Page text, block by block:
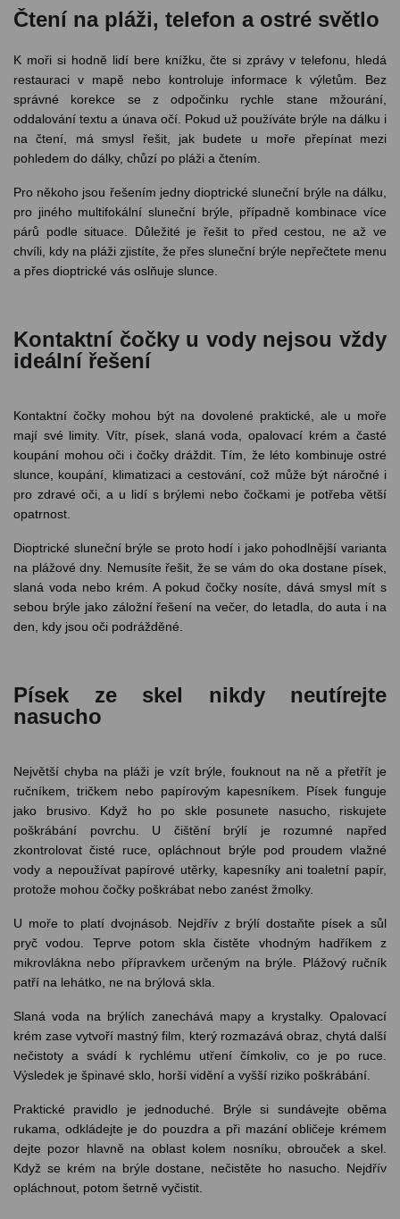
Čtení na pláži, telefon a ostré světlo
K moři si hodně lidí bere knížku, čte si zprávy v telefonu, hledá
restauraci v mapě nebo kontroluje informace k výletům. Bez
správné korekce se z odpočinku rychle stane mžourání,
oddalování textu a únava očí. Pokud už používáte brýle na dálku i
na čtení, má smysl řešit, jak budete u moře přepínat mezi
pohledem do dálky, chůzí po pláži a čtením.
Pro někoho jsou řešením jedny dioptrické sluneční brýle na dálku,
pro jiného multifokální sluneční brýle, případně kombinace více
párů podle situace. Důležité je řešit to před cestou, ne až ve
chvíli, kdy na pláži zjistíte, že přes sluneční brýle nepřečtete menu
a přes dioptrické vás oslňuje slunce.
Kontaktní čočky u vody nejsou vždy
ideální řešení
Kontaktní čočky mohou být na dovolené praktické, ale u moře
mají své limity. Vítr, písek, slaná voda, opalovací krém a časté
koupání mohou oči i čočky dráždit. Tím, že léto kombinuje ostré
slunce, koupání, klimatizaci a cestování, což může být náročné i
pro zdravé oči, a u lidí s brýlemi nebo čočkami je potřeba větší
opatrnost.
Dioptrické sluneční brýle se proto hodí i jako pohodlnější varianta
na plážové dny. Nemusíte řešit, že se vám do oka dostane písek,
slaná voda nebo krém. A pokud čočky nosíte, dává smysl mít s
sebou brýle jako záložní řešení na večer, do letadla, do auta i na
den, kdy jsou oči podrážděné.
Písek ze skel nikdy neutírejte
nasucho
Největší chyba na pláži je vzít brýle, fouknout na ně a přetřít je
ručníkem, tričkem nebo papírovým kapesníkem. Písek funguje
jako brusivo. Když ho po skle posunete nasucho, riskujete
poškrábání povrchu. U čištění brýlí je rozumné napřed
zkontrolovat čisté ruce, opláchnout brýle pod proudem vlažné
vody a nepoužívat papírové utěrky, kapesníky ani toaletní papír,
protože mohou čočky poškrábat nebo zanést žmolky.
U moře to platí dvojnásob. Nejdřív z brýlí dostaňte písek a sůl
pryč vodou. Teprve potom skla čistěte vhodným hadříkem z
mikrovlákna nebo přípravkem určeným na brýle. Plážový ručník
patří na lehátko, ne na brýlová skla.
Slaná voda na brýlích zanechává mapy a krystalky. Opalovací
krém zase vytvoří mastný film, který rozmazává obraz, chytá další
nečistoty a svádí k rychlému utření čímkoliv, co je po ruce.
Výsledek je špinavé sklo, horší vidění a vyšší riziko poškrábání.
Praktické pravidlo je jednoduché. Brýle si sundávejte oběma
rukama, odkládejte je do pouzdra a při mazání obličeje krémem
dejte pozor hlavně na oblast kolem nosníku, obrouček a skel.
Když se krém na brýle dostane, nečistěte ho nasucho. Nejdřív
opláchnout, potom šetrně vyčistit.